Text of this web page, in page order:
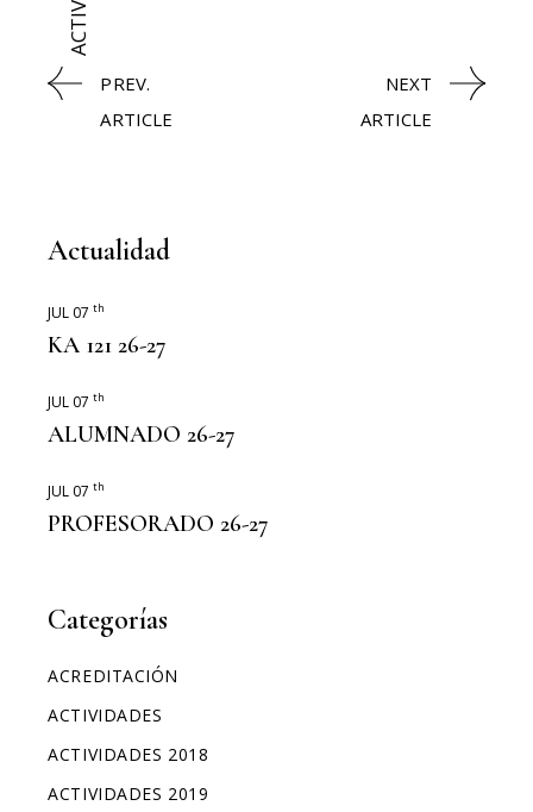
Actualidad
JUL 07 th
KA 121 26-27
JUL 07 th
ALUMNADO 26-27
JUL 07 th
PROFESORADO 26-27
Categorías
ACREDITACIÓN
ACTIVIDADES
ACTIVIDADES 2018
ACTIVIDADES 2019
PREV.
ARTICLE
NEXT
ARTICLE